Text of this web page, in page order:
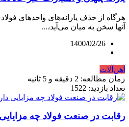
هرگاه از حذف یارانه‌های واحدهای
آنها سخن به میان می‌آید،...
1400/02/26
آهن‌آلات
زمان مطالعه: 2 دقیقه و 5 ثانیه
تعداد بازدید: 1522
رقابت در صنعت فولاد چه مزایایی